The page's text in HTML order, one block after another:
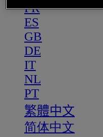
FR
ES
GB
DE
IT
NL
PT
繁體中文
简体中文